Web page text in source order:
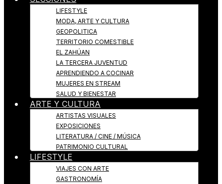
LIFESTYLE
MODA, ARTE Y CULTURA
GEOPOLITICA
TERRITORIO COMESTIBLE
EL ZAHÚAN
LA TERCERA JUVENTUD
APRENDIENDO A COCINAR
MUJERES EN STREAM
SALUD Y BIENESTAR
ARTE Y CULTURA
ARTISTAS VISUALES
EXPOSICIONES
LITERATURA / CINE / MÚSICA
PATRIMONIO CULTURAL
LIFESTYLE
VIAJES CON ARTE
GASTRONOMÍA